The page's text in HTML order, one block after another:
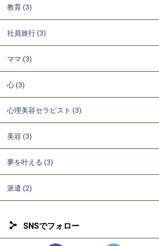
教育 (3)
社員旅行 (3)
ママ (3)
心 (3)
心理美容セラピスト (3)
美容 (3)
夢を叶える (3)
派遣 (2)
SNSでフォロー